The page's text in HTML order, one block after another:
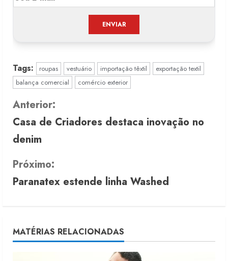
Tags: roupas vestuário importação têxtil
exportação textil
balança comercial
comércio exterior
C
o
n
t
i
u
Anterior:
Casa de Criadores destaca inovação no
denim
Próximo:
Paranatex estende linha Washed
MATÉRIAS RELACIONADAS